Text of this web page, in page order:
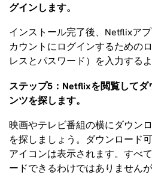
グインします。
インストール完了後、Netflixア
カウントにログインするための
レスとパスワード）を入力する
ステップ5：Netflixを閲覧して
ンツを探します。
映画やテレビ番組の横にダウン
を探しましょう。ダウンロード
アイコンは表示されます。すべ
ードできるわけではありません